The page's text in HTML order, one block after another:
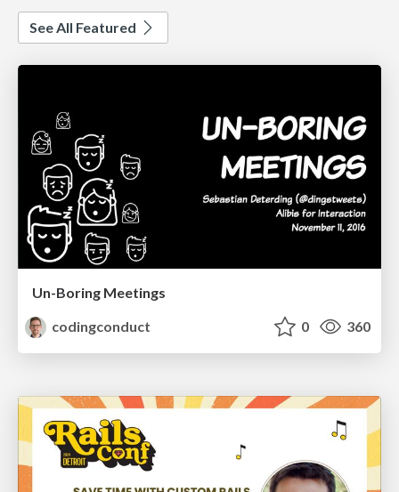
See All Featured
Un-Boring Meetings
codingconduct
0 360